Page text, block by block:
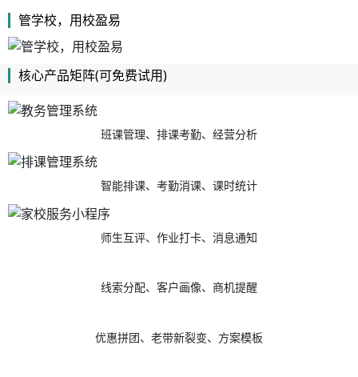
管学校，用校盈易
核心产品矩阵(可免费试用)
班课管理、排课考勤、经营分析
智能排课、考勤消课、课时统计
师生互评、作业打卡、消息通知
线索分配、客户画像、商机提醒
优惠拼团、老带新裂变、方案模板